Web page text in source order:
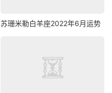
苏珊米勒白羊座2022年6月运势